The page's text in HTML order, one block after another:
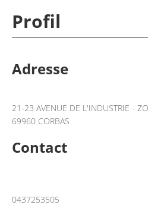
Profil
Adresse
21-23 AVENUE DE L'INDUSTRIE -
69960 CORBAS
Contact
0437253505